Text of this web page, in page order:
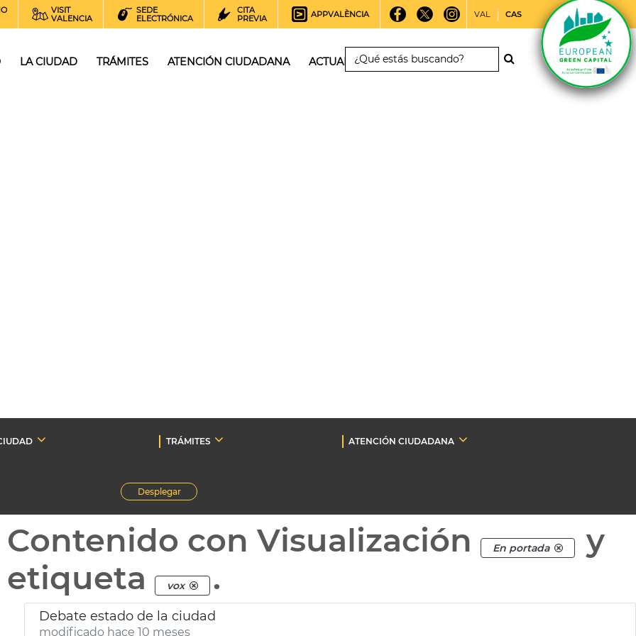
VISIT
VALENCIA
SEDE
ELECTRÓNICA
CITA
PREVIA
APPVALÈNCIA VAL CAS
LA CIUDAD TRÁMITES ATENCIÓN CIUDADANA ACTUALIDAD
TRÁMITES ATENCIÓN CIUDADANA
Desplegar
Contenido con Visualización En portada
y
etiqueta
vox .
Debate estado de la ciudad
modificado hace 10 meses